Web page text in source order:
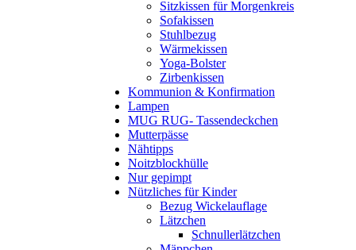
Sitzkissen für Morgenkreis
Sofakissen
Stuhlbezug
Wärmekissen
Yoga-Bolster
Zirbenkissen
Kommunion & Konfirmation
Lampen
MUG RUG- Tassendeckchen
Mutterpässe
Nähtipps
Noitzblockhülle
Nur gepimpt
Nützliches für Kinder
Bezug Wickelauflage
Lätzchen
Schnullerlätzchen